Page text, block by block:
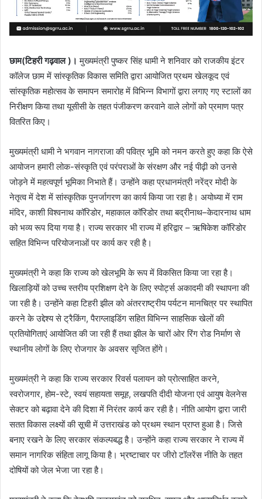
छाम(टिहरी गढ़वाल )।मुख्यमंत्री पुष्कर सिंह धामी ने शनिवार को राजकीय इंटर
कॉलेज छाम में सांस्कृतिक विकास समिति द्वारा आयोजित प्रथम खेलकूद एवं
सांस्कृतिक महोत्सव के समापन समारोह में विभिन्न विभागों द्वारा लगाए गए स्टालों का
निरीक्षण किया तथा यूसीसी के तहत पंजीकरण करवाने वाले लोगों को प्रमाण पत्र
वितरित किए।
मुख्यमंत्री धामी ने भगवान नागराजा की पवित्र भूमि को नमन करते हुए कहा कि ऐसे
आयोजन हमारी लोक-संस्कृति एवं परंपराओं के संरक्षण और नई पीढ़ी को उनसे
जोड़ने में महत्वपूर्ण भूमिका निभाते हैं। उन्होंने कहा प्रधानमंत्री नरेंद्र मोदी के
नेतृत्व में देश में सांस्कृतिक पुनर्जागरण का कार्य किया जा रहा है। अयोध्या में राम
मंदिर, काशी विश्वनाथ कॉरिडोर, महाकाल कॉरिडोर तथा बद्रीनाथ–केदारनाथ धाम
को भव्य रूप दिया गया है। राज्य सरकार भी राज्य में हरिद्वार – ऋषिकेश कॉरिडोर
सहित विभिन्न परियोजनाओं पर कार्य कर रही है।
मुख्यमंत्री ने कहा कि राज्य को खेलभूमि के रूप में विकसित किया जा रहा है।
खिलाड़ियों को उच्च स्तरीय प्रशिक्षण देने के लिए स्पोर्ट्स अकादमी की स्थापना की
जा रही है। उन्होंने कहा टिहरी झील को अंतरराष्ट्रीय पर्यटन मानचित्र पर स्थापित
करने के उद्देश्य से ट्रैकिंग, पैराग्लाइडिंग सहित विभिन्न साहसिक खेलों की
प्रतियोगिताएं आयोजित की जा रही हैं तथा झील के चारों ओर रिंग रोड निर्माण से
स्थानीय लोगों के लिए रोजगार के अवसर सृजित होंगे।
मुख्यमंत्री ने कहा कि राज्य सरकार रिवर्स पलायन को प्रोत्साहित करने,
स्वरोजगार, होम-स्टे, स्वयं सहायता समूह, लखपति दीदी योजना एवं आयुष वेलनेस
सेक्टर को बढ़ावा देने की दिशा में निरंतर कार्य कर रही है। नीति आयोग द्वारा जारी
सतत विकास लक्ष्यों की सूची में उत्तराखंड को प्रथम स्थान प्राप्त हुआ है। जिसे
बनाए रखने के लिए सरकार संकल्पबद्ध है। उन्होंने कहा राज्य सरकार ने राज्य में
समान नागरिक संहिता लागू किया है। भ्रष्टाचार पर जीरो टॉलरेंस नीति के तहत
दोषियों को जेल भेजा जा रहा है।